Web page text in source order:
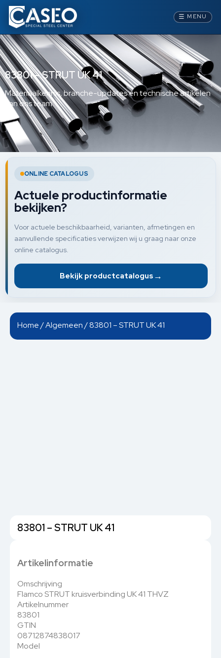
☰ MENU
83801 – STRUT UK 41
Materiaalkennis, branche-updates en technische artikelen
van ons team.
ONLINE CATALOGUS
Actuele productinformatie
bekijken?
Voor actuele beschikbaarheid, varianten, afmetingen en
aanvullende specificaties verwijzen wij u graag naar onze
online catalogus.
Bekijk productcatalogus →
Home/Algemeen/ 83801 – STRUT UK 41
83801 – STRUT UK 41
Artikelinformatie
Omschrijving
Flamco STRUT kruisverbinding UK 41 THVZ
Artikelnummer
83801
GTIN
08712874838017
Model